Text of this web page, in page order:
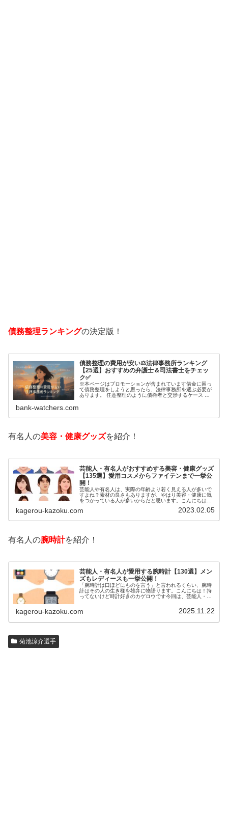
債務整理ランキングの決定版！
債務整理の費用が安い⚖️法律事務所ランキング
【25選】おすすめの弁護士＆司法書士をチェッ
ク✅
※本ページはプロモーションが含まれています借金に困っ
て債務整理をしようと思ったら、法律事務所を選ぶ必要が
あります。 任意整理のように債権者と交渉するケース 自
bank-watchers.com
有名人の美容・健康グッズを紹介！
芸能人・有名人がおすすめする美容・健康グッズ
【135選】愛用コスメからファイテンまで一挙公
開！
芸能人や有名人は、実際の年齢より若く見える人が多いで
すよね？素材の良さもありますが、やはり美容・健康に気
をつかっている人が多いからだと思います。こんにちは！
いるのでしょうか？今回は、芸能人…
kagerou-kazoku.com 2023.02.05
有名人の腕時計を紹介！
芸能人・有名人が愛用する腕時計【130選】メン
ズもレディースも一挙公開！
「腕時計は口ほどにものを言う」と言われるくらい、腕時
計はその人の生き様を雄弁に物語ります。こんにちは！持
ってないけど時計好きのカゲロウです今回は、芸能人・有
kagerou-kazoku.com 2025.11.22
菊池涼介選手